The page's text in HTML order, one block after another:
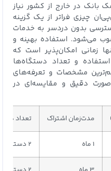
بانک در خارج از کشور نیاز
چیزی فراتر از یک گزینه
بدون دردسر به خدمات
می‌شود. استفاده بهینه و
زمانی امکان‌پذیر است که
و تعداد دستگاه‌ها
مشخصات و تعرفه‌های
دقیق و مقایسه‌ای در
مدت‌زمان اشتراک تعداد
1 ماه 2 دستگاه